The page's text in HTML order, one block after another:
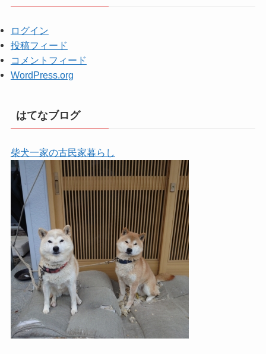
ログイン
投稿フィード
コメントフィード
WordPress.org
はてなブログ
柴犬一家の古民家暮らし